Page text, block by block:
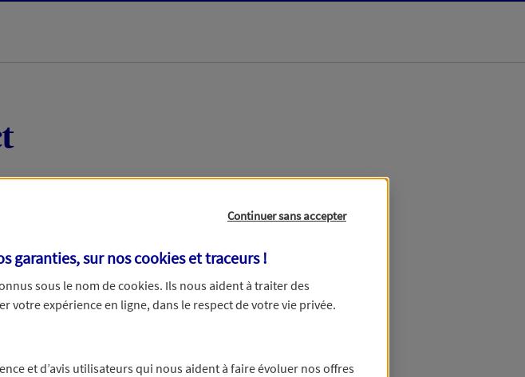
Continuer sans accepter
garanties, sur noscookies et traceurs!
sous le nom decookies. Ils nous aident à traiter des
expérience en ligne, dans le respect de votre vie privée.
et d’avis utilisateurs qui nous aident à faire évoluer nos offres